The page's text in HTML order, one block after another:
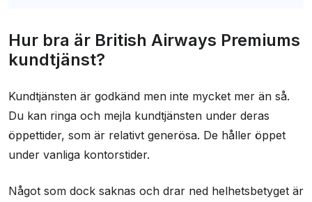
Hur bra är British Airways Premiums
kundtjänst?
Kundtjänsten är godkänd men inte mycket mer än så.
Du kan ringa och mejla kundtjänsten under deras
öppettider, som är relativt generösa. De håller öppet
under vanliga kontorstider.
Något som dock saknas och drar ned helhetsbetyget är